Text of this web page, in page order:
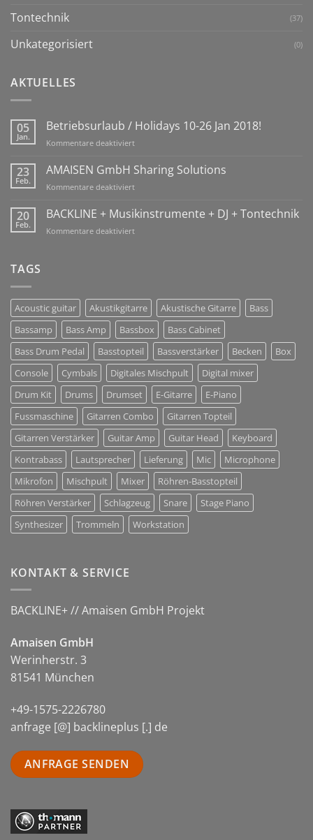
Tontechnik (37)
Unkategorisiert (0)
AKTUELLES
05
Jan.
Betriebsurlaub / Holidays 10-26 Jan 2018!
Kommentare deaktiviertfür
/
10-
Jan
23
Feb.
AMAISEN GmbH Sharing Solutions
Kommentare deaktiviertfür
GmbH
Solutions
20
Feb.
BACKLINE + Musikinstrumente + DJ + Tontechnik
Kommentare deaktiviertfür
+
Tontechnik
TAGS
Acoustic guitar Akustikgitarre Akustische Gitarre
Bass
Bassamp
Bass Amp Bassbox
Bass Cabinet
Bass Drum Pedal
Basstopteil Bassverstärker Becken
Box
Console
Cymbals Digitales Mischpult
Digital mixer
Drum Kit
Drums Drumset E-Gitarre
E-Piano
Fussmaschine
Gitarren Combo
Gitarren Topteil
Gitarren Verstärker
Guitar Amp Guitar Head
Keyboard
Kontrabass
Lautsprecher Lieferung Mic
Microphone
Mikrofon
Mischpult Mixer
Röhren-Basstopteil
Röhren Verstärker
Schlagzeug Snare
Stage Piano
Synthesizer
Trommeln Workstation
KONTAKT & SERVICE
BACKLINE+ // Amaisen GmbH Projekt
Amaisen GmbH
Werinherstr. 3
81541 München
+49-1575-2226780
anfrage [@] backlineplus [.] de
ANFRAGE SENDEN